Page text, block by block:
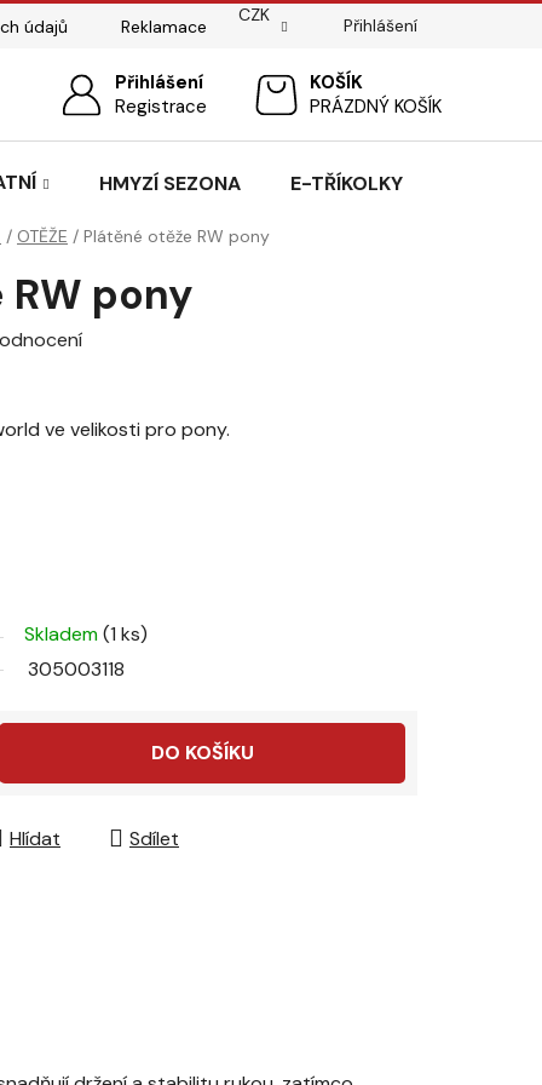
údajů
Reklamace
Pasování sedel pro koně
CZK
Přihlášení
Přihlášení
Registrace
NÁKUPNÍPRÁZDNÝ KOŠÍK
HMYZÍ SEZONA E-TŘÍKOLKY
/ OTĚŽE / Plátěné otěže RW pony
pony
ve velikosti pro pony.
Skladem(1 ks)
305003118
DO KOŠÍKU
Hlídat Sdílet